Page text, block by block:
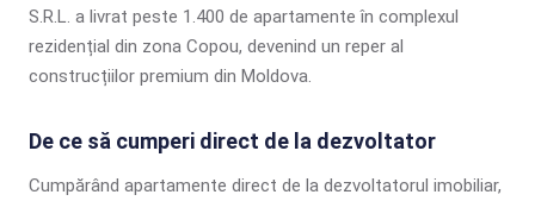
S.R.L. a livrat peste 1.400 de apartamente în complexul
rezidențial din zona Copou, devenind un reper al
construcțiilor premium din Moldova.
De ce să cumperi direct de la dezvoltator
Cumpărând apartamente direct de la dezvoltatorul imobiliar,